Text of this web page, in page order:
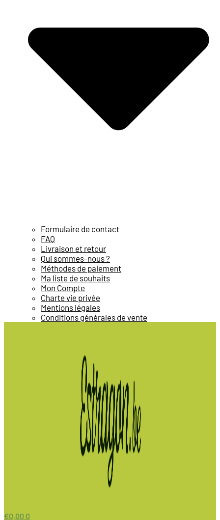
Formulaire de contact
FAQ
Livraison et retour
Qui sommes-nous ?
Méthodes de paiement
Ma liste de souhaits
Mon Compte
Charte vie privée
Mentions légales
Conditions générales de vente
€0,00 0